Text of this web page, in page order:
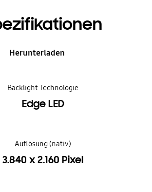
Herunterladen
Backlight Technologie
Edge LED
Auflösung (nativ)
3.840 x 2.160 Pixel